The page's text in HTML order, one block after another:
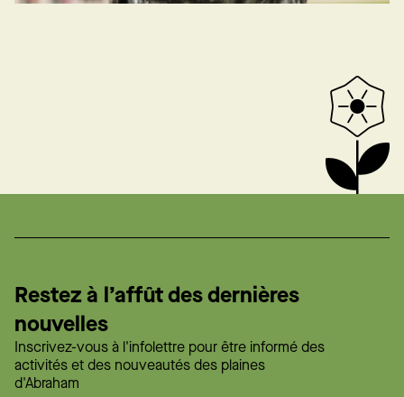
Restez à l’affût des dernières
nouvelles
Inscrivez-vous à l'infolettre pour être informé des
activités et des nouveautés des plaines
d'Abraham